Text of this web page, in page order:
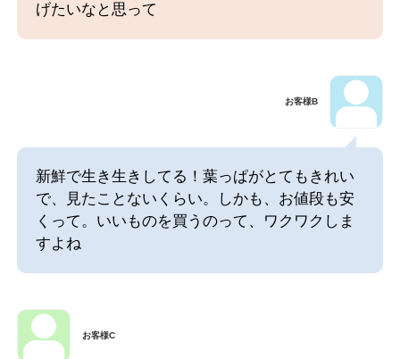
げたいなと思って
お客様B
新鮮で生き生きしてる！葉っぱがとてもきれい
で、見たことないくらい。しかも、お値段も安
くって。いいものを買うのって、ワクワクしま
すよね
お客様C